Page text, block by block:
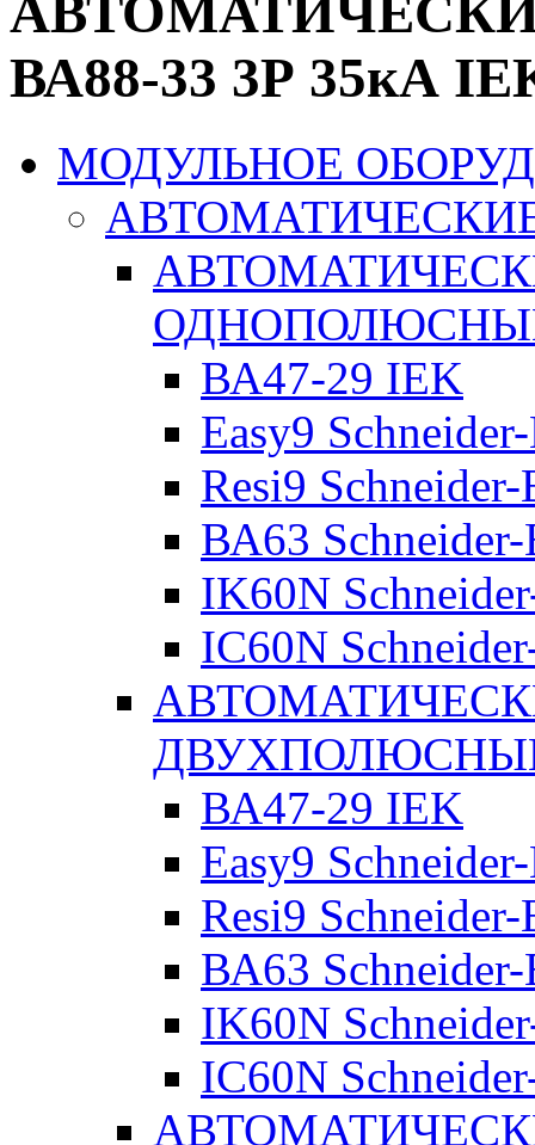
ВА88-33 3Р 35кА
МОДУЛЬНОЕ
ВА47-29 IEK
Easy9
Resi9
ВА63
IK60N
IC60N
ВА47-29 IEK
Easy9
Resi9
ВА63
IK60N
IC60N